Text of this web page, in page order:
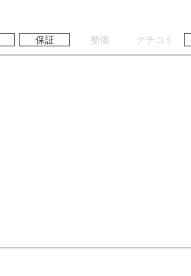
保証 整備 クチコミ